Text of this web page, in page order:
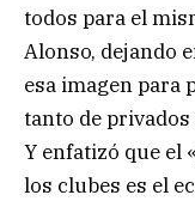
todos para el
Alonso, dejando
esa imagen para
tanto de
Y enfatizó que el
los clubes es el